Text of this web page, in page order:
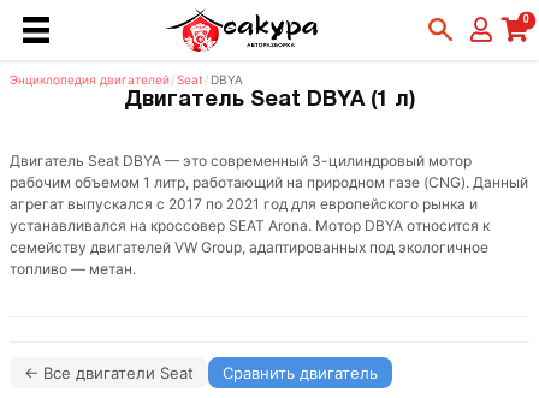
0
Энциклопедия двигателей/Seat / DBYA
Двигатель Seat DBYA (1 л)
Двигатель Seat DBYA — это современный 3-цилиндровый мотор
рабочим объемом 1 литр, работающий на природном газе (CNG). Данный
агрегат выпускался с 2017 по 2021 год для европейского рынка и
устанавливался на кроссовер SEAT Arona. Мотор DBYA относится к
семейству двигателей VW Group, адаптированных под экологичное
топливо — метан.
← Все двигатели Seat Сравнить двигатель